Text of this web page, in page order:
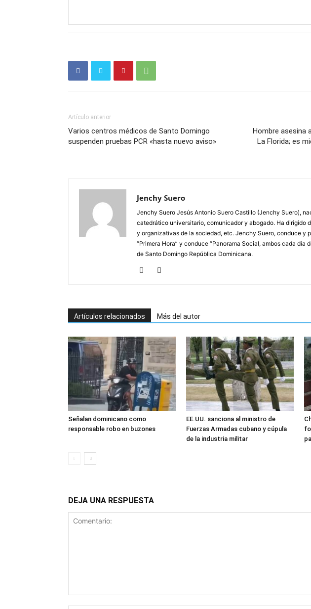
Artículo anterior
Varios centros médicos de Santo Domingo
suspenden pruebas PCR «hasta nuevo aviso»
Hombre asesina
La Florida; es
Jenchy Suero
Jenchy Suero Jesús Antonio Suero Castillo (Jenchy Suero),
catedrático universitario, comunicador y abogado. Ha dirigido
y organizativas de la sociedad, etc. Jenchy Suero, conduce y
“Primera Hora” y conduce “Panorama Social, ambos cada día
de Santo Domingo República Dominicana.
Artículos relacionados Más del autor
Señalan dominicano como
responsable robo en buzones
EE.UU. sanciona al ministro de
Fuerzas Armadas cubano y cúpula
de la industria militar
DEJA UNA RESPUESTA